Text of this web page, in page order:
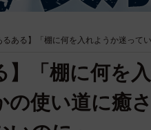
るある】「棚に何を入れようか迷っ
】「棚に何を
使い道に癒